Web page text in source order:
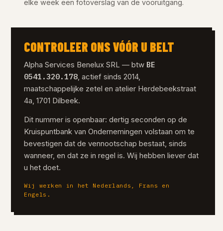
elke week een fotoverslag van de vooruitgang.
CONTROLEER ONS VÓÓR U BELT
Alpha Services Benelux SRL — btw BE
0541.320.178, actief sinds 2014,
maatschappelijke zetel en atelier Herdebeekstraat
4a, 1701 Dilbeek.
Dit nummer is openbaar: dertig seconden op de
Kruispuntbank van Ondernemingen volstaan om te
bevestigen dat de vennootschap bestaat, sinds
wanneer, en dat ze in regel is. Wij hebben liever dat
u het doet.
Wij werken in het Nederlands, Frans en
Engels.